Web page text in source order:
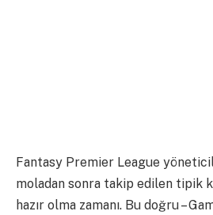
Fantasy Premier League
moladan sonra takip edilen tipik
hazır olma zamanı. Bu doğru –